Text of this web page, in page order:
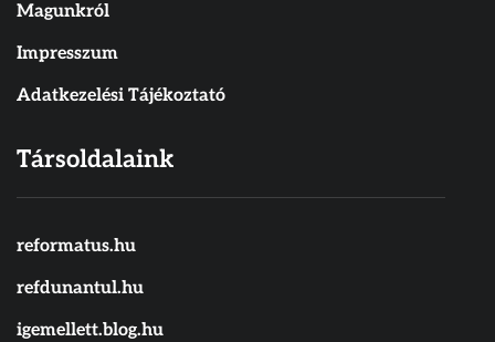
Magunkról
Impresszum
Adatkezelési Tájékoztató
Társoldalaink
reformatus.hu
refdunantul.hu
igemellett.blog.hu